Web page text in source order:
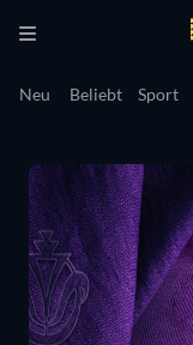
Neu Beliebt Sport